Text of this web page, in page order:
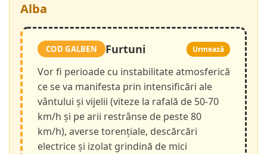
Alba
COD GALBEN Furtuni Urmează
Vor fi perioade cu instabilitate atmosferică
ce se va manifesta prin intensificări ale
vântului și vijelii (viteze la rafală de 50-70
km/h și pe arii restrânse de peste 80
km/h), averse torențiale, descărcări
electrice și izolat grindină de mici